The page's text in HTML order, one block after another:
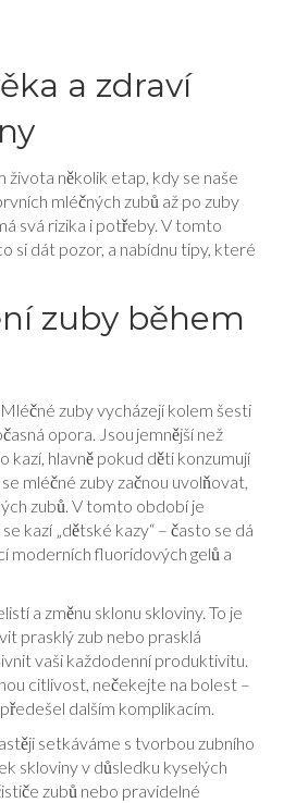
a zdraví
života několik etap, kdy se naše
mléčných zubů až po zuby
svá rizika i potřeby. V tomto
si dát pozor, a nabídnu tipy, které
zuby během
zuby vycházejí kolem šesti
opora. Jsou jemnější než
kazí, hlavně pokud děti konzumují
mléčné zuby začnou uvolňovat,
zubů. V tomto období je
kazí „dětské kazy“ – často se dá
moderních fluoridových gelů a
a změnu sklonu skloviny. To je
prasklý zub nebo prasklá
vaši každodenní produktivitu.
citlivost, nečekejte na bolest –
dalším komplikacím.
setkáváme s tvorbou zubního
skloviny v důsledku kyselých
zubů nebo pravidelné